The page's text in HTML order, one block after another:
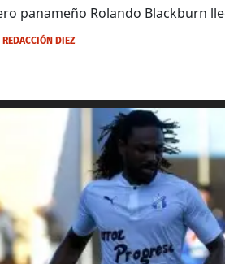
panameño Rolando Blackburn
REDACCIÓN DIEZ